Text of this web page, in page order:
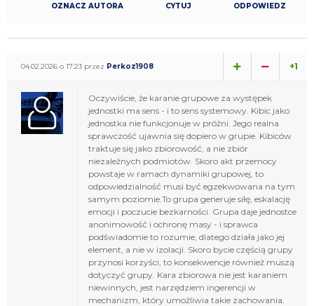
OZNACZ AUTORA CYTUJ ODPOWIEDZ
04.02.2026 o 17:23 przez Perkoz1908 +1
Oczywiście, że karanie grupowe za występek
jednostki ma sens - i to sens systemowy. Kibic jako
jednostka nie funkcjonuje w próżni. Jego realna
sprawczość ujawnia się dopiero w grupie. Kibiców
traktuje się jako zbiorowość, a nie zbiór
niezależnych podmiotów. Skoro akt przemocy
powstaje w ramach dynamiki grupowej, to
odpowiedzialność musi być egzekwowana na tym
samym poziomie.To grupa generuje siłę, eskalację
emocji i poczucie bezkarności. Grupa daje jednostce
anonimowość i ochronę masy - i sprawca
podświadomie to rozumie, dlatego działa jako jej
element, a nie w izolacji. Skoro bycie częścią grupy
przynosi korzyści, to konsekwencje również muszą
dotyczyć grupy. Kara zbiorowa nie jest karaniem
niewinnych, jest narzędziem ingerencji w
mechanizm, który umożliwia takie zachowania.